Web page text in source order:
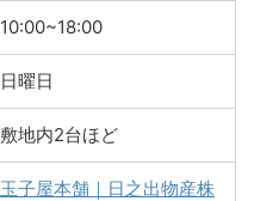
10:00~18:00
日曜日
敷地内2台ほど
玉子屋本舗｜日之出物産株